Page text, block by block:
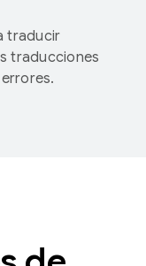
traducir
traducciones